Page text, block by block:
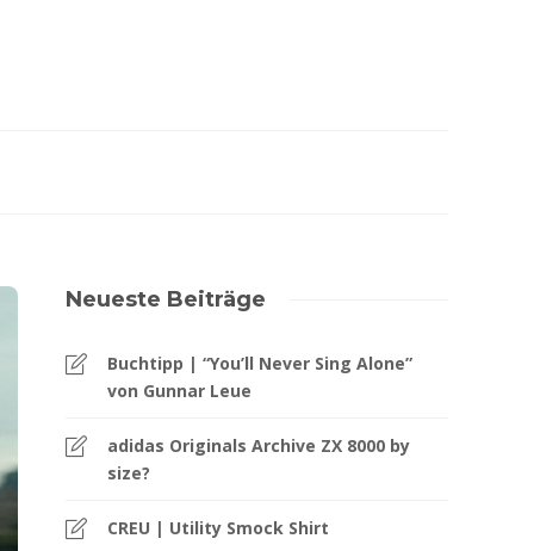
Neueste Beiträge
Buchtipp | “You’ll Never Sing Alone”
von Gunnar Leue
adidas Originals Archive ZX 8000 by
size?
CREU | Utility Smock Shirt